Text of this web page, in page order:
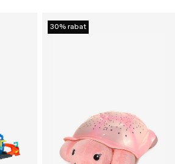
30% rabat